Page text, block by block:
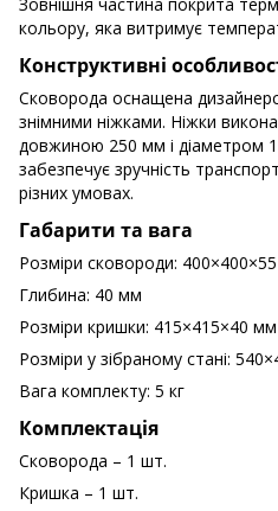
кольору, яка витримує
Конструктивні
Сковорода оснащена
знімними ніжками. Ніжки
довжиною 250 мм і діаметром
забезпечує зручність
різних умовах.
Габарити та вага
Розміри сковороди:
Глибина: 40 мм
Розміри кришки: 415×415×40 мм
Розміри у зібраному стані:
Вага комплекту: 5 кг
Комплектація
Сковорода – 1 шт.
Кришка – 1 шт.